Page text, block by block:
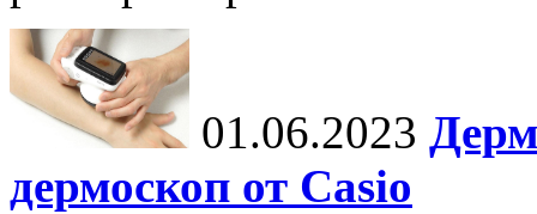
01.06.2023
дермоскоп от Casio